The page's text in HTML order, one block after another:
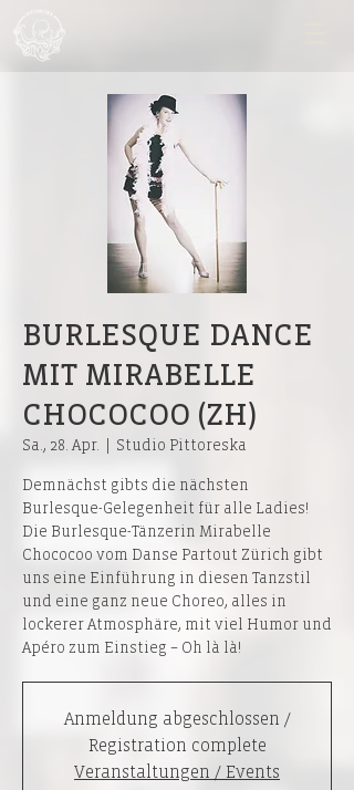
BURLESQUE DANCE
MIT MIRABELLE
CHOCOCOO (ZH)
Sa., 28. Apr. Studio Pittoreska
Demnächst gibts die nächsten
Burlesque-Gelegenheit für alle Ladies!
Die Burlesque-Tänzerin Mirabelle
Chococoo vom Danse Partout Zürich gibt
uns eine Einführung in diesen Tanzstil
und eine ganz neue Choreo, alles in
lockerer Atmosphäre, mit viel Humor und
Apéro zum Einstieg – Oh là là!
Anmeldung abgeschlossen /
Registration complete
Veranstaltungen / Events